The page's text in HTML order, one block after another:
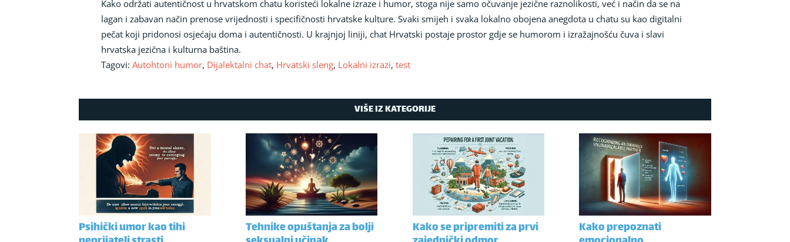
Kako održati autentičnost u hrvatskom chatu koristeći lokalne izraze i humor, stoga nije samo očuvanje jezične raznolikosti, već i način da se na
lagan i zabavan način prenose vrijednosti i specifičnosti hrvatske kulture. Svaki smijeh i svaka lokalno obojena anegdota u chatu su kao digitalni
pečat koji pridonosi osjećaju doma i autentičnosti. U krajnjoj liniji, chat Hrvatski postaje prostor gdje se humorom i izražajnošću čuva i slavi
hrvatska jezična i kulturna baština.
Tagovi: Autohtoni humor, Dijalektalni chat, Hrvatski sleng, Lokalni izrazi, test
VIŠE IZ KATEGORIJE
Psihički umor kao tihi Tehnike opuštanja za bolji Kako se pripremiti za prvi Kako prepoznati